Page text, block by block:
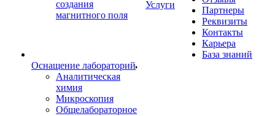
создания
магнитного поля
Оснащение лабораторий
Аналитическая
химия
Микроскопия
Общелабораторное
Услуги
Партнеры
Реквизиты
Контакты
Карьера
База знаний